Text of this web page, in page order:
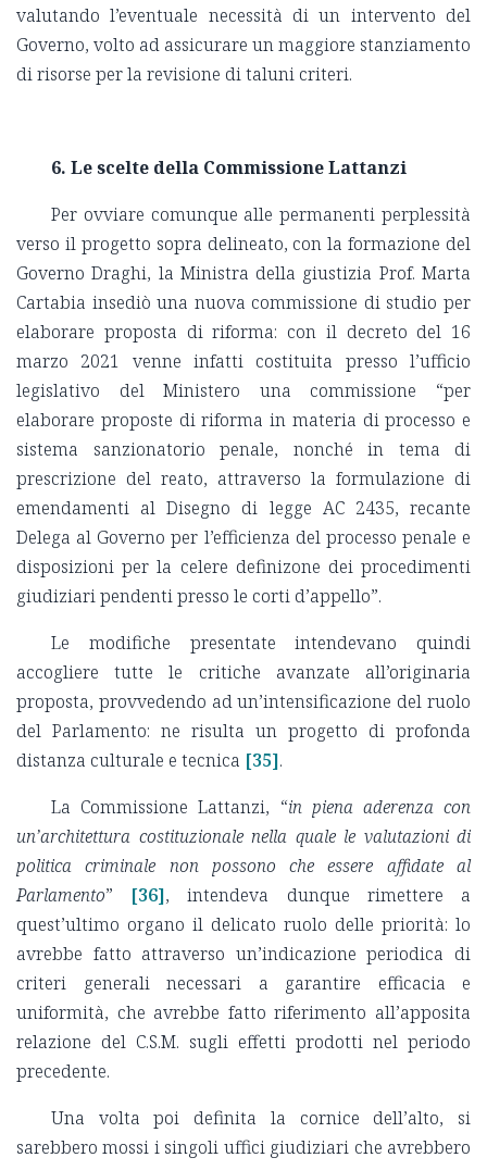
valutando l’eventuale necessità di un intervento del
Governo, volto ad assicurare un maggiore stanziamento
di risorse per la revisione di taluni criteri.
6. Le scelte della Commissione Lattanzi
Per ovviare comunque alle permanenti perplessità
verso il progetto sopra delineato, con la formazione del
Governo Draghi, la Ministra della giustizia Prof. Marta
Cartabia insediò una nuova commissione di studio per
elaborare proposta di riforma: con il decreto del 16
marzo 2021 venne infatti costituita presso l’ufficio
legislativo del Ministero una commissione “per
elaborare proposte di riforma in materia di processo e
sistema sanzionatorio penale, nonché in tema di
prescrizione del reato, attraverso la formulazione di
emendamenti al Disegno di legge AC 2435, recante
Delega al Governo per l’efficienza del processo penale e
disposizioni per la celere definizone dei procedimenti
giudiziari pendenti presso le corti d’appello”.
Le modifiche presentate intendevano quindi
accogliere tutte le critiche avanzate all’originaria
proposta, provvedendo ad un’intensificazione del ruolo
del Parlamento: ne risulta un progetto di profonda
distanza culturale e tecnica [35].
La Commissione Lattanzi, “in piena aderenza con
un’architettura costituzionale nella quale le valutazioni di
politica criminale non possono che essere affidate al
Parlamento” [36], intendeva dunque rimettere a
quest’ultimo organo il delicato ruolo delle priorità: lo
avrebbe fatto attraverso un’indicazione periodica di
criteri generali necessari a garantire efficacia e
uniformità, che avrebbe fatto riferimento all’apposita
relazione del C.S.M. sugli effetti prodotti nel periodo
precedente.
Una volta poi definita la cornice dell’alto, si
sarebbero mossi i singoli uffici giudiziari che avrebbero